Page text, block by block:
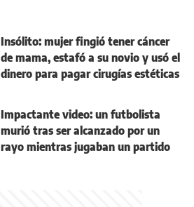
Insólito: mujer fingió tener cáncer
de mama, estafó a su novio y usó el
dinero para pagar cirugías estéticas
Impactante video: un futbolista
murió tras ser alcanzado por un
rayo mientras jugaban un partido